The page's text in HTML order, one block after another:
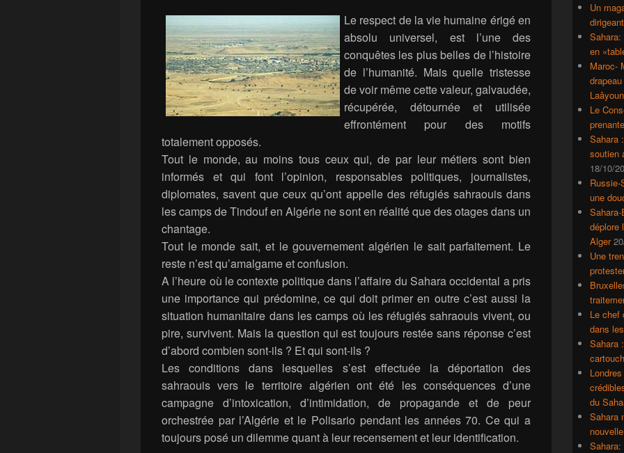
Le respect de la vie humaine érigé en
absolu universel, est l’une des
conquêtes les plus belles de l’histoire
de l’humanité. Mais quelle tristesse
de voir même cette valeur, galvaudée,
récupérée, détournée et utilisée
effrontément pour des motifs
totalement opposés.
Tout le monde, au moins tous ceux qui, de par leur métiers sont bien
informés et qui font l’opinion, responsables politiques, journalistes,
diplomates, savent que ceux qu’ont appelle des réfugiés sahraouis dans
les camps de Tindouf en Algérie ne sont en réalité que des otages dans un
chantage.
Tout le monde sait, et le gouvernement algérien le sait parfaitement. Le
reste n’est qu’amalgame et confusion.
A l’heure où le contexte politique dans l’affaire du Sahara occidental a pris
une importance qui prédomine, ce qui doit primer en outre c’est aussi la
situation humanitaire dans les camps où les réfugiés sahraouis vivent, ou
pire, survivent. Mais la question qui est toujours restée sans réponse c’est
d’abord combien sont-ils ? Et qui sont-ils ?
Les conditions dans lesquelles s’est effectuée la déportation des
sahraouis vers le territoire algérien ont été les conséquences d’une
campagne d’intoxication, d’intimidation, de propagande et de peur
orchestrée par l’Algérie et le Polisario pendant les années 70. Ce qui a
toujours posé un dilemme quant à leur recensement et leur identification.
barre
latérale
Un
en
Maroc-
Le
Sahara
soutien
18/10/
Russie-
une
déplore
Alger
Une
Le chef
dans
Sahara
du
Sahara